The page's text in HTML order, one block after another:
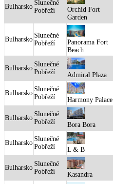
Bulharsko
Slunečné
Pobřeží
Orchid Fort
Garden
Bulharsko
Slunečné
Pobřeží
Panorama Fort
Beach
Bulharsko
Slunečné
Pobřeží
Admiral Plaza
Bulharsko
Slunečné
Pobřeží
Harmony Palace
Bulharsko
Slunečné
Pobřeží
Bora Bora
Bulharsko
Slunečné
Pobřeží
L & B
Bulharsko
Slunečné
Pobřeží
Kasandra